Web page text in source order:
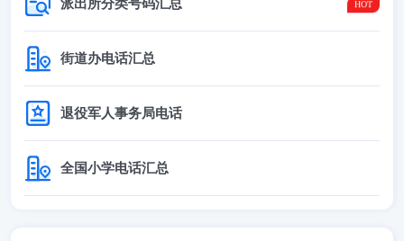
派出所分类号码汇总
街道办电话汇总
退役军人事务局电话
全国小学电话汇总